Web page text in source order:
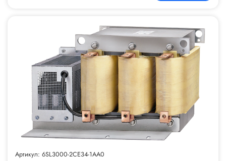
Артикул: 6SL3000-2CE34-1AA0